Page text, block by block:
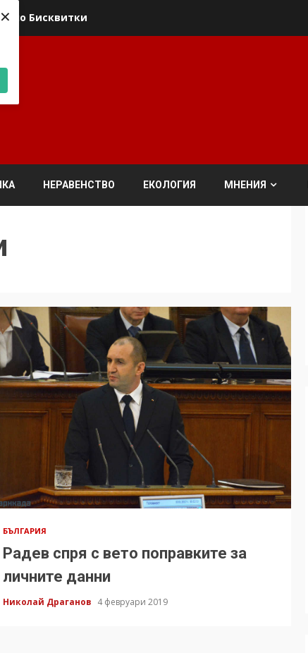
× Бисквитки
НЕРАВЕНСТВО ЕКОЛОГИЯ МНЕНИЯ
БЪЛГАРИЯ
Радев спря с вето поправките за
личните данни
Николай Драганов 4 февруари 2019